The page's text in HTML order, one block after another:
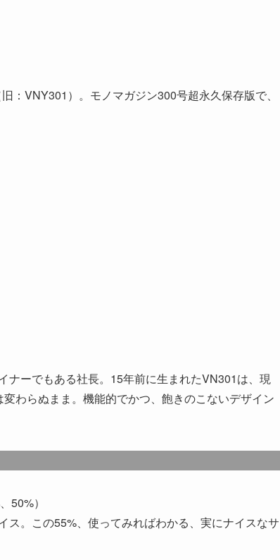
：VNY301）。モノマガジン300号超永久保存版で、
ナーでもある社長。15年前に生まれたVN301は、現
わらぬまま。機能的でかつ、飽きのこないデザイン
50%）
ス。この55%、使ってみればわかる、実にナイスなサ